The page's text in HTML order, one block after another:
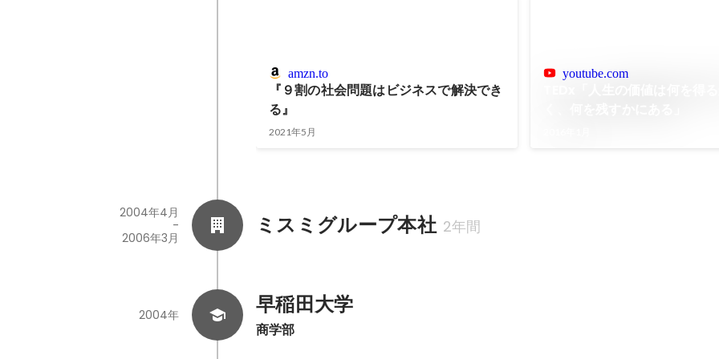
amzn.to
『９割の社会問題はビジネスで解決でき
る』
2021年5月
youtube.com
ミスミグループ本社 2年間
2004年4月
-
2006年3月
早稲田大学
商学部
2004年